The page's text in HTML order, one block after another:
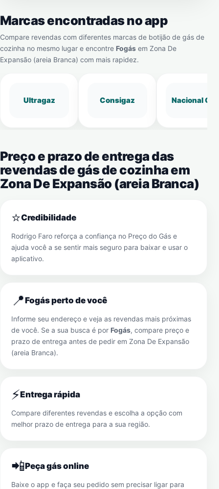
Marcas encontradas no app
Compare revendas com diferentes marcas de botijão de gás de
cozinha no mesmo lugar e encontre Fogás em Zona De
Expansão (areia Branca) com mais rapidez.
Ultragaz Consigaz Nacional Gás
Preço e prazo de entrega das
revendas de gás de cozinha em
Zona De Expansão (areia Branca)
⭐Credibilidade
Rodrigo Faro reforça a confiança no Preço do Gás e
ajuda você a se sentir mais seguro para baixar e usar o
aplicativo.
📍Fogás perto de você
Informe seu endereço e veja as revendas mais próximas
de você. Se a sua busca é por Fogás, compare preço e
prazo de entrega antes de pedir em Zona De Expansão
(areia Branca).
⚡Entrega rápida
Compare diferentes revendas e escolha a opção com
melhor prazo de entrega para a sua região.
📲Peça gás online
Baixe o app e faça seu pedido sem precisar ligar para